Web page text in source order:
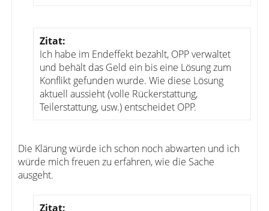
Zitat:
Ich habe im Endeffekt bezahlt, OPP verwaltet
und behält das Geld ein bis eine Lösung zum
Konflikt gefunden wurde. Wie diese Lösung
aktuell aussieht (volle Rückerstattung,
Teilerstattung, usw.) entscheidet OPP.
Die Klärung würde ich schon noch abwarten und ich
würde mich freuen zu erfahren, wie die Sache
ausgeht.
Zitat: